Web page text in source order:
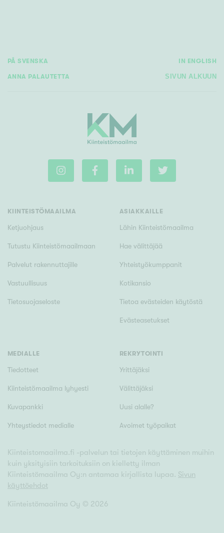
PÅ SVENSKA IN ENGLISH
ANNA PALAUTETTA SIVUN ALKUUN
KIINTEISTÖMAAILMA
Ketjuohjaus
Tutustu Kiinteistömaailmaan
Palvelut rakennuttajille
Vastuullisuus
Tietosuojaseloste
ASIAKKAILLE
Lähin Kiinteistömaailma
Hae välittäjää
Yhteistyökumppanit
Kotikansio
Tietoa evästeiden käytöstä
Evästeasetukset
MEDIALLE
Tiedotteet
Kiinteistömaailma lyhyesti
Kuvapankki
Yhteystiedot medialle
REKRYTOINTI
Yrittäjäksi
Välittäjäksi
Uusi alalle?
Avoimet työpaikat
Kiinteistomaailma.fi -palvelun tai tietojen käyttäminen muihin
kuin yksityisiin tarkoituksiin on kielletty ilman
Kiinteistömaailma Oy:n antamaa kirjallista lupaa. Sivun
käyttöehdot
Kiinteistömaailma Oy © 2026